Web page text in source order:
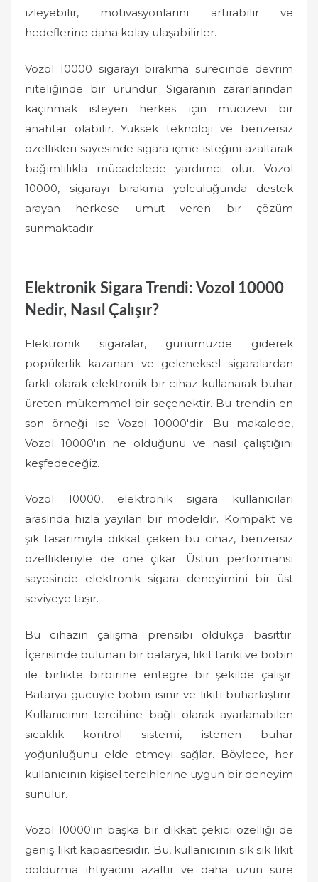
izleyebilir, motivasyonlarını artırabilir ve
hedeflerine daha kolay ulaşabilirler.
Vozol 10000 sigarayı bırakma sürecinde devrim
niteliğinde bir üründür. Sigaranın zararlarından
kaçınmak isteyen herkes için mucizevi bir
anahtar olabilir. Yüksek teknoloji ve benzersiz
özellikleri sayesinde sigara içme isteğini azaltarak
bağımlılıkla mücadelede yardımcı olur. Vozol
10000, sigarayı bırakma yolculuğunda destek
arayan herkese umut veren bir çözüm
sunmaktadır.
Elektronik Sigara Trendi: Vozol 10000
Nedir, Nasıl Çalışır?
Elektronik sigaralar, günümüzde giderek
popülerlik kazanan ve geleneksel sigaralardan
farklı olarak elektronik bir cihaz kullanarak buhar
üreten mükemmel bir seçenektir. Bu trendin en
son örneği ise Vozol 10000'dir. Bu makalede,
Vozol 10000'ın ne olduğunu ve nasıl çalıştığını
keşfedeceğiz.
Vozol 10000, elektronik sigara kullanıcıları
arasında hızla yayılan bir modeldir. Kompakt ve
şık tasarımıyla dikkat çeken bu cihaz, benzersiz
özellikleriyle de öne çıkar. Üstün performansı
sayesinde elektronik sigara deneyimini bir üst
seviyeye taşır.
Bu cihazın çalışma prensibi oldukça basittir.
İçerisinde bulunan bir batarya, likit tankı ve bobin
ile birlikte birbirine entegre bir şekilde çalışır.
Batarya gücüyle bobin ısınır ve likiti buharlaştırır.
Kullanıcının tercihine bağlı olarak ayarlanabilen
sıcaklık kontrol sistemi, istenen buhar
yoğunluğunu elde etmeyi sağlar. Böylece, her
kullanıcının kişisel tercihlerine uygun bir deneyim
sunulur.
Vozol 10000'ın başka bir dikkat çekici özelliği de
geniş likit kapasitesidir. Bu, kullanıcının sık sık likit
doldurma ihtiyacını azaltır ve daha uzun süre